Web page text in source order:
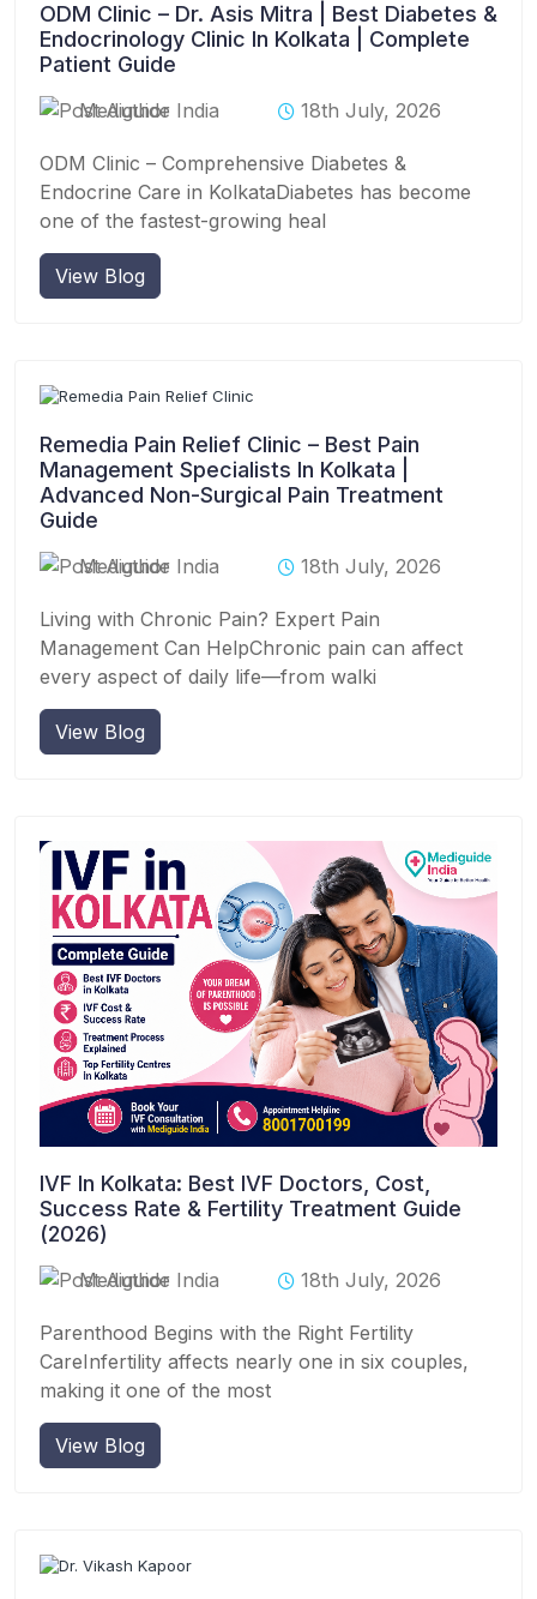
ODM Clinic – Dr. Asis Mitra | Best Diabetes &
Endocrinology Clinic In Kolkata | Complete
Patient Guide
Mediguide India 18th July, 2026
ODM Clinic – Comprehensive Diabetes &
Endocrine Care in KolkataDiabetes has become
one of the fastest-growing heal
View Blog
Remedia Pain Relief Clinic – Best Pain
Management Specialists In Kolkata |
Advanced Non-Surgical Pain Treatment
Guide
Mediguide India 18th July, 2026
Living with Chronic Pain? Expert Pain
Management Can HelpChronic pain can affect
every aspect of daily life—from walki
View Blog
IVF In Kolkata: Best IVF Doctors, Cost,
Success Rate & Fertility Treatment Guide
(2026)
Mediguide India 18th July, 2026
Parenthood Begins with the Right Fertility
CareInfertility affects nearly one in six couples,
making it one of the most
View Blog